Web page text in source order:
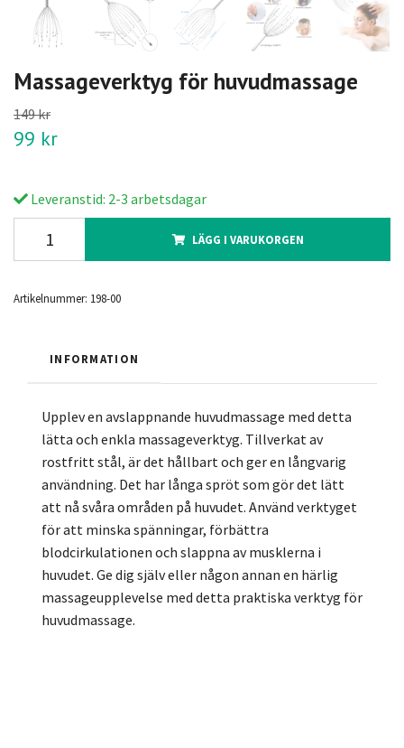
Massageverktyg för huvudmassage
149 kr
99 kr
Leveranstid: 2-3 arbetsdagar
LÄGG I VARUKORGEN
Artikelnummer: 198-00
INFORMATION
Upplev en avslappnande huvudmassage med detta
lätta och enkla massageverktyg. Tillverkat av
rostfritt stål, är det hållbart och ger en långvarig
användning. Det har långa spröt som gör det lätt
att nå svåra områden på huvudet. Använd verktyget
för att minska spänningar, förbättra
blodcirkulationen och slappna av musklerna i
huvudet. Ge dig själv eller någon annan en härlig
massageupplevelse med detta praktiska verktyg för
huvudmassage.